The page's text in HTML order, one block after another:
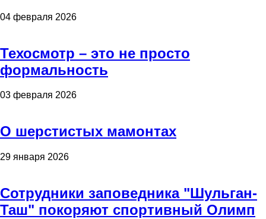
04 февраля 2026
Техосмотр – это не просто
формальность
03 февраля 2026
О шерстистых мамонтах
29 января 2026
Сотрудники заповедника "Шульган-
Таш" покоряют спортивный Олимп